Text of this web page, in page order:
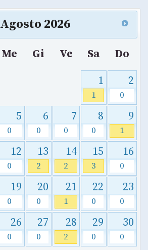
Agosto 2026
Me Gi Ve Sa
Do
1
1
2
0
5
0
6
0
7
0
8
0
9
1
12
0
13
2
14
2
15
3
16
0
19
0
20
0
21
1
22
0
23
0
26
0
27
0
28
2
29
0
30
0